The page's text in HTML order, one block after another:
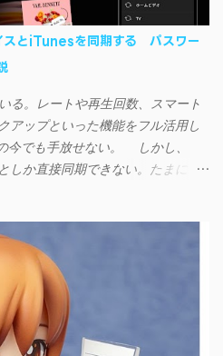
とiTunesを同期する パスワー
。レートや再生回数、スマート
アップといった機能をフル活用し
今でも手放せない。 しかし、
か直接同期できない。たまに
と Androidデバイス それぞれにイン
続 を通じて同期できるようにな
ォークマン を使い始めた頃から便
だが、2023年現在はiSyncrを使っ
数見かけるようになった。 具体
設定したパスワードをAndroidアプ